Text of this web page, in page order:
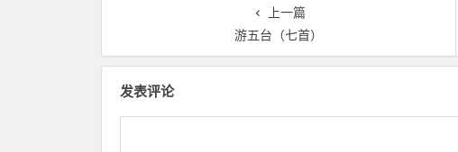
上一篇
游五台（七首）
发表评论